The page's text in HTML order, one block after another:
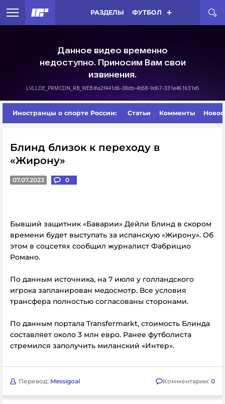
РАЗДЕЛЫ ФУТБОЛ
Иностранцы о спорте России: Статьи Комменты
Блинд близок к переходу в
«Жирону»
07.07.2023 0
Бывший защитник «Баварии» Дейли Блинд в скором
времени будет выступать за испанскую «Жирону». Об
этом в соцсетях сообщил журналист Фабрицио
Романо.
По данным источника, на 7 июля у голландского
игрока запланирован медосмотр. Все условия
трансфера полностью согласованы сторонами.
По данным портала Transfermarkt, стоимость Блинда
составляет около 3 млн евро. Ранее футболиста
стремился заполучить миланский «Интер».
Перевод: Messigoal Комментарии: 0